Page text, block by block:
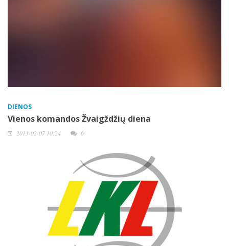
DIENOS
Vienos komandos Žvaigždžių diena
2013-02-07 10:24 6